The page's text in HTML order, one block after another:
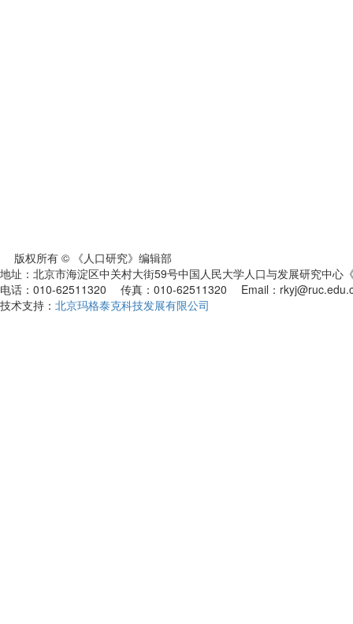
版权所有 © 《人口研究》编辑部
地址：北京市海淀区中关村大街59号中国人民大学人口与发展研究中
电话：010-62511320 传真：010-62511320 Email：
技术支持： 北京玛格泰克科技发展有限公司